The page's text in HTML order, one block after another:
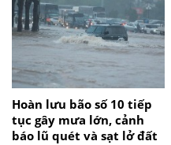
Hoàn lưu bão số 10 tiếp
tục gây mưa lớn, cảnh
báo lũ quét và sạt lở đất